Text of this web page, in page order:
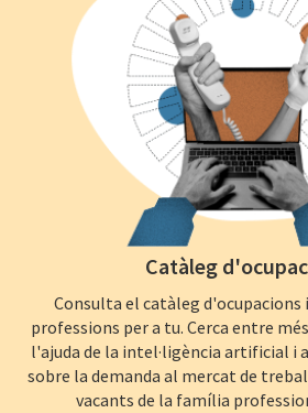
Catàleg
Consulta el catàleg
professions per a tu. Cerca entre
l'ajuda de la intel·ligència artificial i
sobre la demanda al mercat de
vacants de la família